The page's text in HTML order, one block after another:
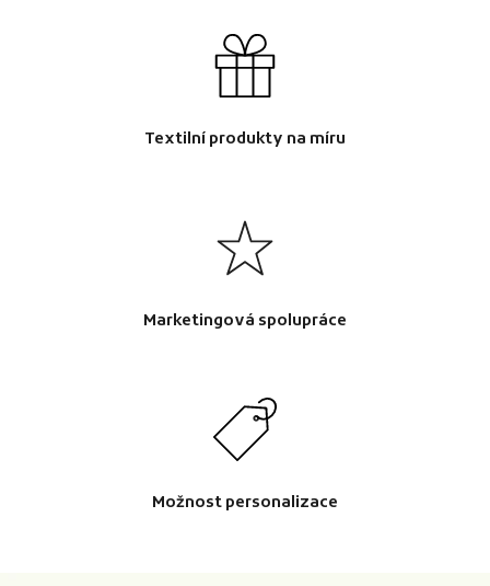
Textilní produkty na míru
Marketingová spolupráce
Možnost personalizace